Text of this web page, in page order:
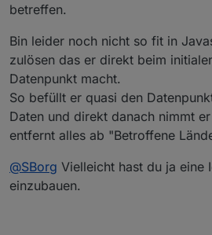
betreffen.
Bin leider noch nicht so fit in
zulösen das er direkt beim
Datenpunkt macht.
So befüllt er quasi den
Daten und direkt danach nimmt
entfernt alles ab "Betroffene
@SBorg Vielleicht hast du ja eine
einzubauen.